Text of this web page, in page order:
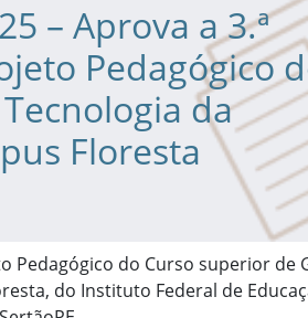
– Aprova a 3.ª
Pedagógico
da
Floresta
do Curso superior de
do Instituto Federal de